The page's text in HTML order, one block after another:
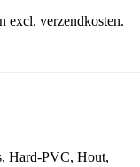
verzendkosten.
Hard-PVC, Hout,